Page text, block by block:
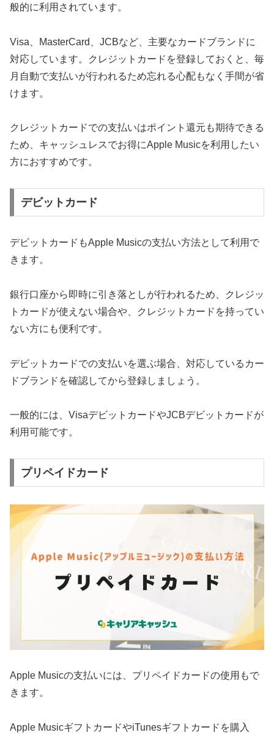
般的に利用されています。
Visa、MasterCard、JCBなど、主要なカードブランドに
対応しています。クレジットカードを登録しておくと、毎
月自動で支払いが行われるため忘れる心配もなく手間が省
けます。
クレジットカードでの支払いはポイント還元も期待できる
ため、キャッシュレスでお得にApple Musicを利用したい
方におすすめです。
デビットカード
デビットカードもApple Musicの支払い方法として利用で
きます。
銀行口座から即時に引き落としが行われるため、クレジッ
トカードが使えない場合や、クレジットカードを持ってい
ない方にも便利です。
デビットカードでの支払いを選ぶ場合、対応しているカー
ドブランドを確認してから登録しましょう。
一般的には、VisaデビットカードやJCBデビットカードが
利用可能です。
プリペイドカード
Apple Musicの支払いには、プリペイドカードの使用もで
きます。
Apple MusicギフトカードやiTunesギフトカードを購入